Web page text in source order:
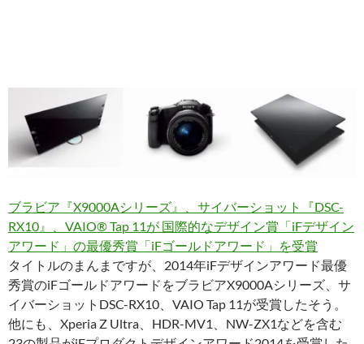
ブラビア『X9000Aシリーズ』、サイバーショット『DSC-
RX10』、VAIO® Tap 11が 国際的なデザイン賞「iFデザイン
アワード」の最優秀賞「iFゴールドアワード」を受賞
タイトルのまんまですが、2014年iFデザインアワード最優
秀賞のiFゴールドアワードをブラビアX9000Aシリーズ、サ
イバーショットDSC-RX10、VAIO Tap 11が受賞したそう。
他にも、Xperia Z Ultra、HDR-MV1、NW-ZX1などを含む